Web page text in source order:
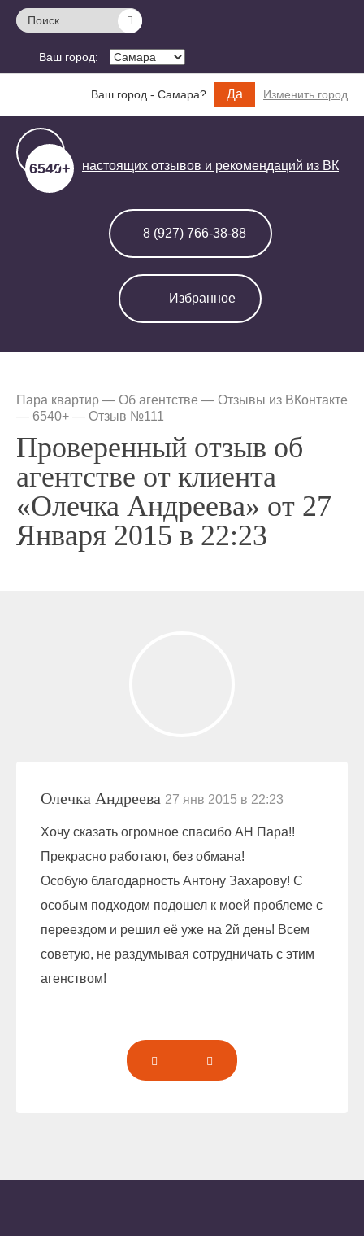
Поиск
Ваш город:
Ваш город - Самара? Да Изменить город
6540+ настоящих отзывов и рекомендаций из ВК
Избранное
8 (927) 766-38-88
Пара квартир — Об агентстве — Отзывы из ВКонтакте
— 6540+ — Отзыв №111
Проверенный отзыв об
агентстве от клиента
«Олечка Андреева» от 27
Января 2015 в 22:23
Олечка Андреева 27 янв 2015 в 22:23
Хочу сказать огромное спасибо АН Пара!!
Прекрасно работают, без обмана!
Особую благодарность Антону Захарову! С
особым подходом подошел к моей проблеме с
переездом и решил её уже на 2й день! Всем
советую, не раздумывая сотрудничать с этим
агенством!